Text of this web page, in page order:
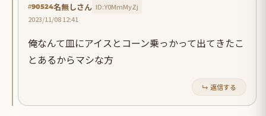
#90524名無しさん ID:Y0MmMyZj
2023/11/08 12:41
俺なんて皿にアイスとコーン乗っかって出てきたこ
とあるからマシな方
↳ 返信する